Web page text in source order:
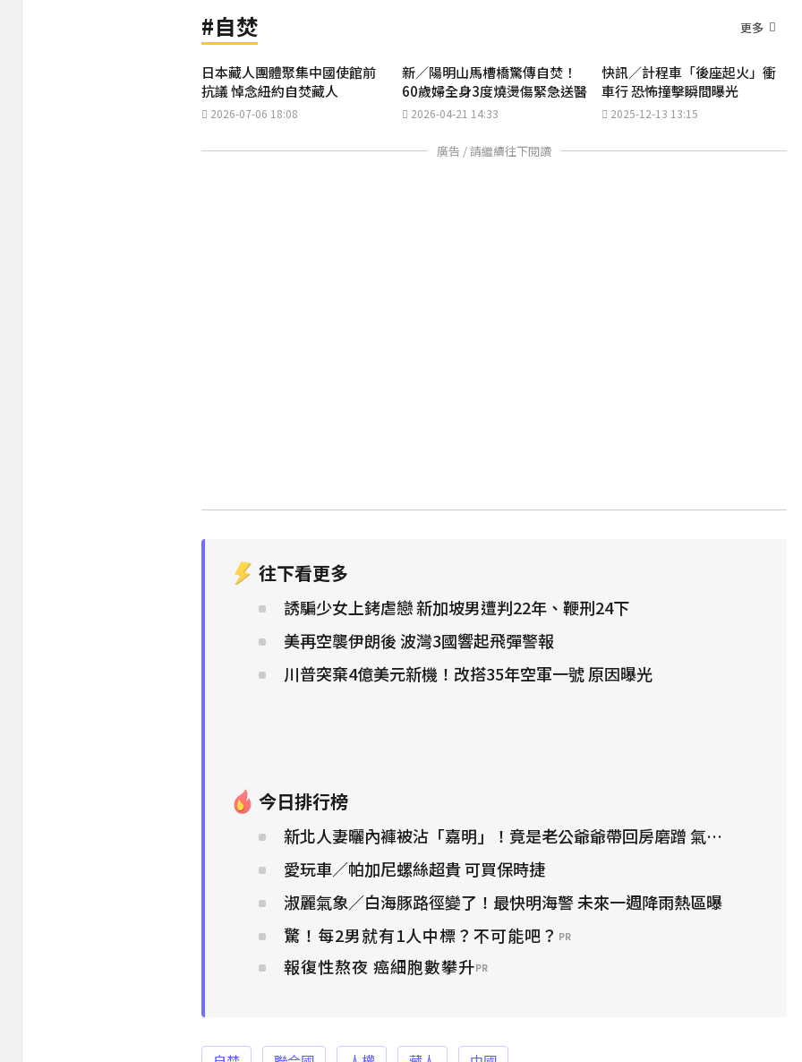
#自焚 更多
日本藏人團體聚集中國使館前
抗議 悼念紐約自焚藏人
2026-07-06 18:08
新／陽明山馬槽橋驚傳自焚！
60歲婦全身3度燒燙傷緊急送醫
2026-04-21 14:33
快訊／計程車「後座起火」衝
車行 恐怖撞擊瞬間曝光
2025-12-13 13:15
廣告 / 請繼續往下閱讀
往下看更多
誘騙少女上銬虐戀 新加坡男遭判22年、鞭刑24下
美再空襲伊朗後 波灣3國響起飛彈警報
川普突棄4億美元新機！改搭35年空軍一號 原因曝光
今日排行榜
新北人妻曬內褲被沾「嘉明」！竟是老公爺爺帶回房磨蹭 氣炸提告
愛玩車／帕加尼螺絲超貴 可買保時捷
淑麗氣象／白海豚路徑變了！最快明海警 未來一週降雨熱區曝
驚！每2男就有1人中標？不可能吧？ PR
報復性熬夜 癌細胞數攀升PR